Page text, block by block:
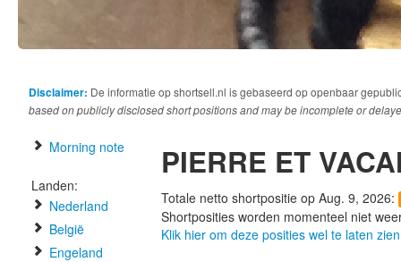
Disclaimer: De informatie op shortsell.nl is gebaseerd op openbaar
based on publicly disclosed short positions and may be incomplete or
Morning note
Landen:
Nederland
België
Engeland
PIERRE ET
Totale netto shortpositie op Aug. 9, 2026:
Shortposities worden momenteel niet
Klik hier om deze posities wel te laten zien